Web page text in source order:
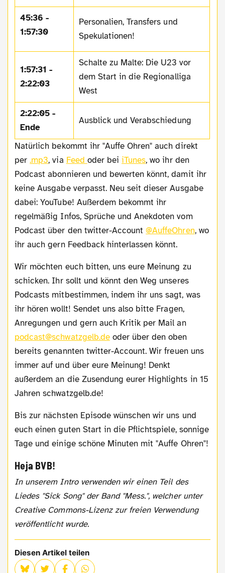
45:36 -
1:57:30
Personalien, Transfers und
Spekulationen!
1:57:31 -
2:22:03
Schalte zu Malte: Die U23 vor
dem Start in die Regionalliga
West
2:22:05 -
Ende
Ausblick und Verabschiedung
Natürlich bekommt ihr "Auffe Ohren" auch direkt
per.mp3, via Feed oder beiiTunes, wo ihr den
Podcast abonnieren und bewerten könnt, damit ihr
keine Ausgabe verpasst. Neu seit dieser Ausgabe
dabei: YouTube! Außerdem bekommt ihr
regelmäßig Infos, Sprüche und Anekdoten vom
Podcast über den twitter-Account@AuffeOhren, wo
ihr auch gern Feedback hinterlassen könnt.
Wir möchten euch bitten, uns eure Meinung zu
schicken. Ihr sollt und könnt den Weg unseres
Podcasts mitbestimmen, indem ihr uns sagt, was
ihr hören wollt! Sendet uns also bitte Fragen,
Anregungen und gern auch Kritik per Mail an
podcast@schwatzgelb.deoder über den oben
bereits genannten twitter-Account. Wir freuen uns
immer auf und über eure Meinung! Denkt
außerdem an die Zusendung eurer Highlights in 15
Jahren schwatzgelb.de!
Bis zur nächsten Episode wünschen wir uns und
euch einen guten Start in die Pflichtspiele, sonnige
Tage und einige schöne Minuten mit "Auffe Ohren"!
Heja BVB!
In unserem Intro verwenden wir einen Teil des
Liedes "Sick Song" der Band "Mess.", welcher unter
Creative Commons-Lizenz zur freien Verwendung
veröffentlicht wurde.
Diesen Artikel teilen